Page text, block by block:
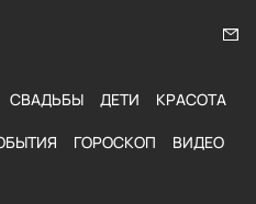
СВАДЬБЫ ДЕТИ КРАСОТА
ГОРОСКОП ВИДЕО